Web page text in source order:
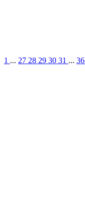
1 ... 27 28 29 30 31 ... 36